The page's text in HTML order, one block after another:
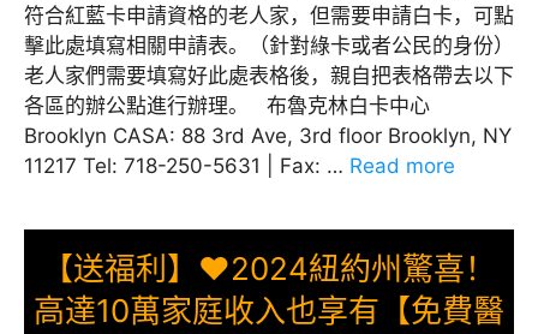
符合紅藍卡申請資格的老人家，但需要申請白卡，可點
擊此處填寫相關申請表。（針對綠卡或者公民的身份）
老人家們需要填寫好此處表格後，親自把表格帶去以下
各區的辦公點進行辦理。 布魯克林白卡中心
Brooklyn CASA: 88 3rd Ave, 3rd floor Brooklyn, NY
11217 Tel: 718-250-5631 | Fax: … Read more
【送福利】❤️2024紐約州驚喜！
高達10萬家庭收入也享有【免費醫